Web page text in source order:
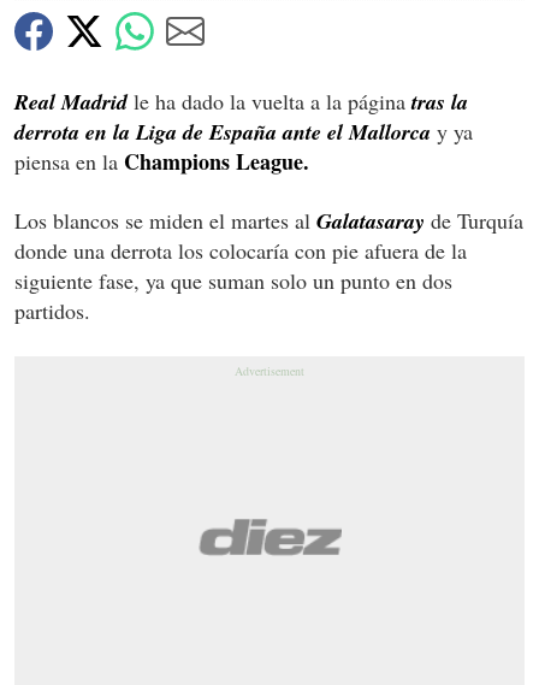
Real Madridle ha dado la vuelta a la páginatras la
derrota en la Liga de España ante el Mallorca y ya
piensa en la Champions League.
Los blancos se miden el martes al Galatasaray de Turquía
donde una derrota los colocaría con pie afuera de la
siguiente fase, ya que suman solo un punto en dos
partidos.